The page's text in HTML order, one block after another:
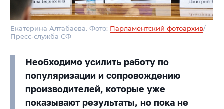
Екатерина Алтабаева. Фото: Парламентский фотоархив/
Пресс-служба СФ
Необходимо усилить работу по
популяризации и сопровождению
производителей, которые уже
показывают результаты, но пока не